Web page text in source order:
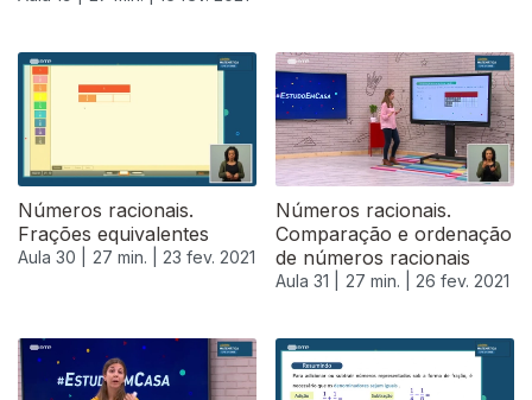
Números racionais.
Frações equivalentes
Aula 30 | 27 min. | 23 fev. 2021
Números racionais.
Comparação e ordenação
de números racionais
Aula 31 | 27 min. | 26 fev. 2021